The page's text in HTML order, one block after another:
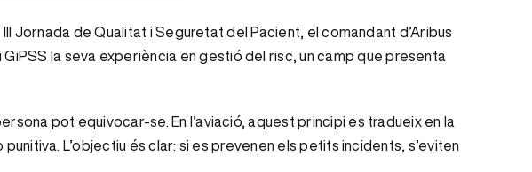
Jornada de Qualitat i Seguretat del Pacient, el comandant d’Aribus
la seva experiència en gestió del risc, un camp que presenta
pot equivocar-se. En l’aviació, aquest principi es tradueix en la
L’objectiu és clar: si es prevenen els petits incidents, s’eviten